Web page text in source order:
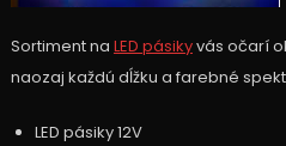
Sortiment na LED pásikyvás očarí
naozaj každú dĺžku a farebné
LED pásiky 12V